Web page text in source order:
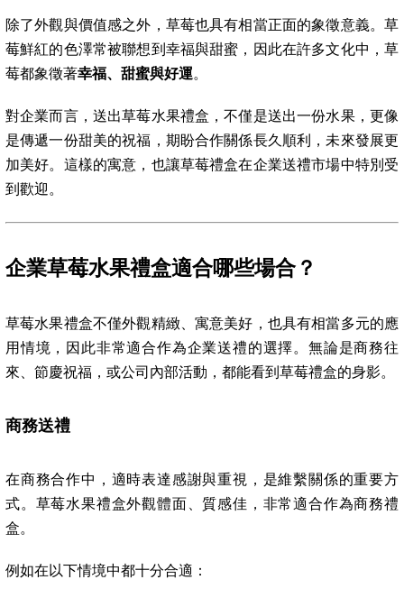
除了外觀與價值感之外，草莓也具有相當正面的象徵意義。草
莓鮮紅的色澤常被聯想到幸福與甜蜜，因此在許多文化中，草
莓都象徵著幸福、甜蜜與好運。
對企業而言，送出草莓水果禮盒，不僅是送出一份水果，更像
是傳遞一份甜美的祝福，期盼合作關係長久順利，未來發展更
加美好。這樣的寓意，也讓草莓禮盒在企業送禮市場中特別受
到歡迎。
企業草莓水果禮盒適合哪些場合？
草莓水果禮盒不僅外觀精緻、寓意美好，也具有相當多元的應
用情境，因此非常適合作為企業送禮的選擇。無論是商務往
來、節慶祝福，或公司內部活動，都能看到草莓禮盒的身影。
商務送禮
在商務合作中，適時表達感謝與重視，是維繫關係的重要方
式。草莓水果禮盒外觀體面、質感佳，非常適合作為商務禮
盒。
例如在以下情境中都十分合適：